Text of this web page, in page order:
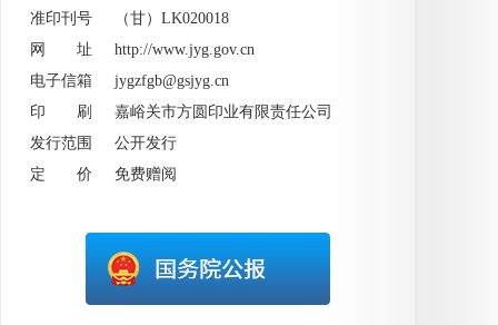
准印刊号 （甘）LK020018
网 址 http://www.jyg.gov.cn
电子信箱 jygzfgb@gsjyg.cn
印 刷 嘉峪关市方圆印业有限责任公司
发行范围 公开发行
定 价 免费赠阅